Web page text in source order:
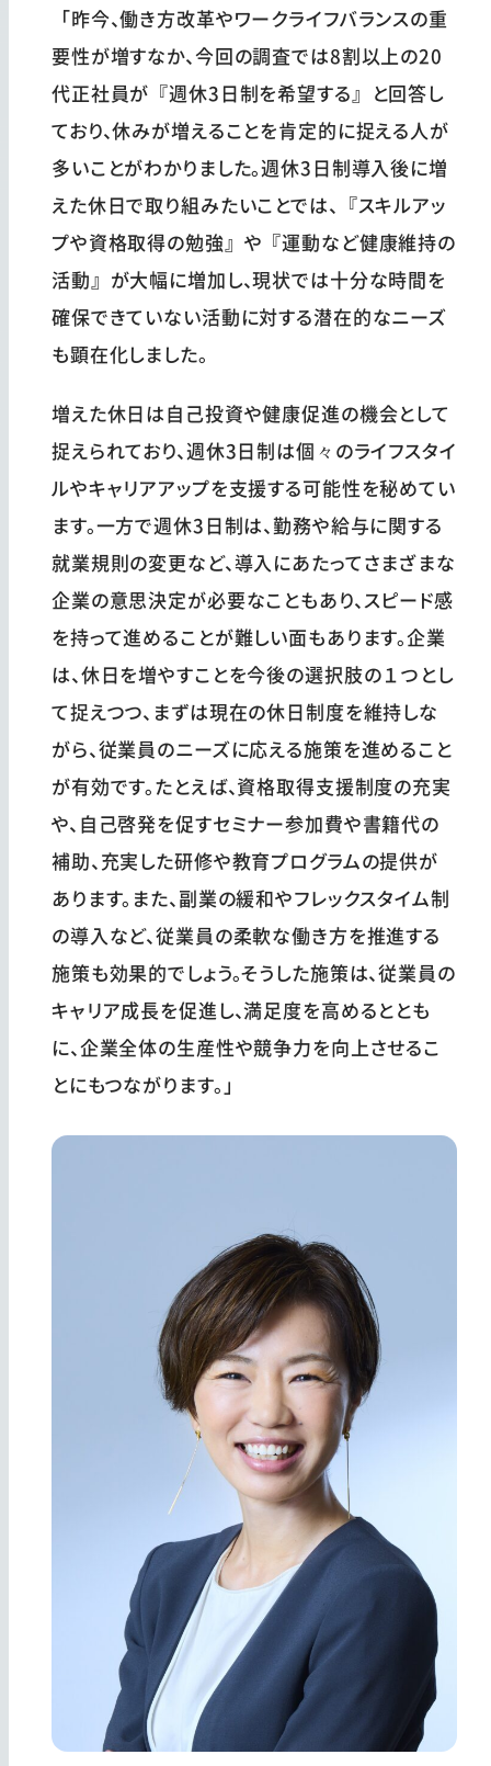
「昨今、働き方改革やワークライフバランスの重
要性が増すなか、今回の調査では8割以上の20
代正社員が『週休3日制を希望する』と回答し
ており、休みが増えることを肯定的に捉える人が
多いことがわかりました。週休3日制導入後に増
えた休日で取り組みたいことでは、『スキルアッ
プや資格取得の勉強』や『運動など健康維持の
活動』が大幅に増加し、現状では十分な時間を
確保できていない活動に対する潜在的なニーズ
も顕在化しました。
増えた休日は自己投資や健康促進の機会として
捉えられており、週休3日制は個々のライフスタイ
ルやキャリアアップを支援する可能性を秘めてい
ます。一方で週休3日制は、勤務や給与に関する
就業規則の変更など、導入にあたってさまざまな
企業の意思決定が必要なこともあり、スピード感
を持って進めることが難しい面もあります。企業
は、休日を増やすことを今後の選択肢の１つとし
て捉えつつ、まずは現在の休日制度を維持しな
がら、従業員のニーズに応える施策を進めること
が有効です。たとえば、資格取得支援制度の充実
や、自己啓発を促すセミナー参加費や書籍代の
補助、充実した研修や教育プログラムの提供が
あります。また、副業の緩和やフレックスタイム制
の導入など、従業員の柔軟な働き方を推進する
施策も効果的でしょう。そうした施策は、従業員の
キャリア成長を促進し、満足度を高めるととも
に、企業全体の生産性や競争力を向上させるこ
とにもつながります。」